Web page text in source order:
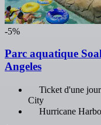
-5%
Parc aquatique
Angeles
Ticket d'une
City
Hurricane